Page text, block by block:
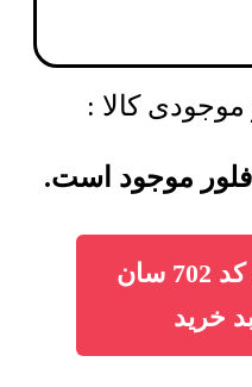
کالا :
افزودن کفپوش کد 702 سان
خرید